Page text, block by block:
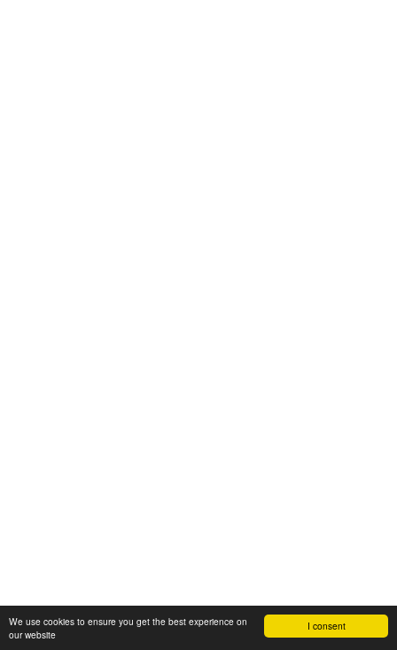
I consent
We use cookies to ensure you get the best experience on
our website